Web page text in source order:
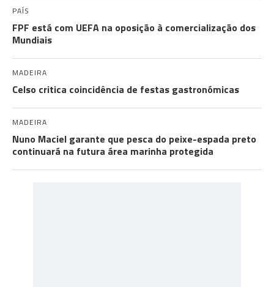
PAÍS
FPF está com UEFA na oposição à comercialização dos
Mundiais
MADEIRA
Celso critica coincidência de festas gastronómicas
MADEIRA
Nuno Maciel garante que pesca do peixe-espada preto
continuará na futura área marinha protegida